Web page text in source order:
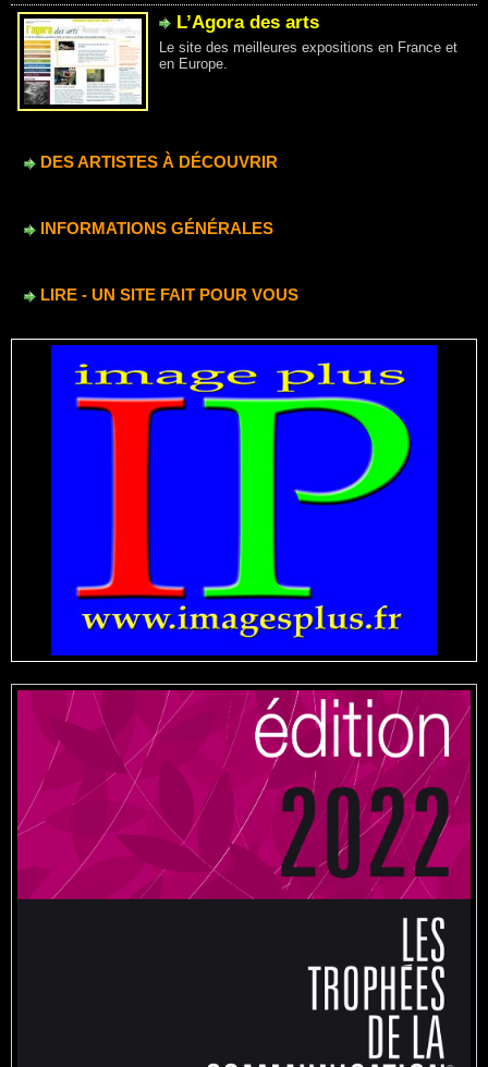
L’Agora des arts
Le site des meilleures expositions en France et
en Europe.
DES ARTISTES À DÉCOUVRIR
INFORMATIONS GÉNÉRALES
LIRE - UN SITE FAIT POUR VOUS